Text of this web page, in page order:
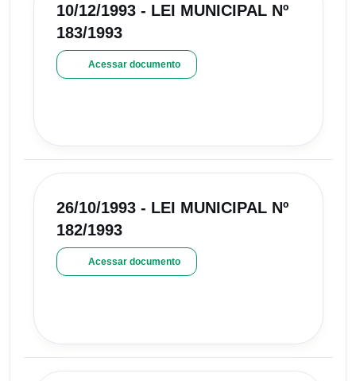
10/12/1993 - LEI MUNICIPAL Nº
183/1993
Acessar documento
26/10/1993 - LEI MUNICIPAL Nº
182/1993
Acessar documento